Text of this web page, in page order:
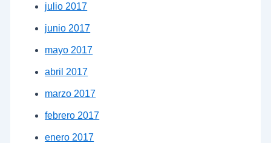
julio 2017
junio 2017
mayo 2017
abril 2017
marzo 2017
febrero 2017
enero 2017